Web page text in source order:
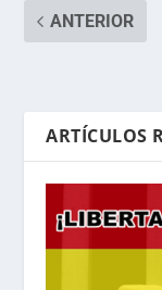
ANTERIOR
ARTÍCULOS